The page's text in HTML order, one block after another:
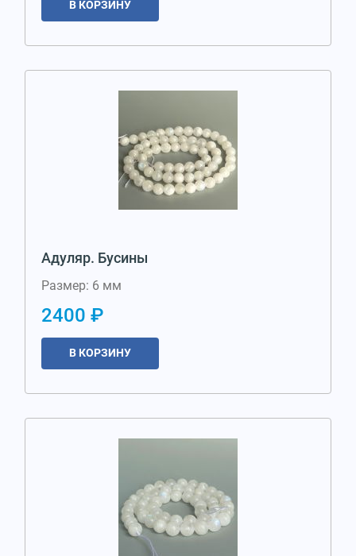
В КОРЗИНУ
Адуляр. Бусины
Размер: 6 мм
2400 ₽
В КОРЗИНУ